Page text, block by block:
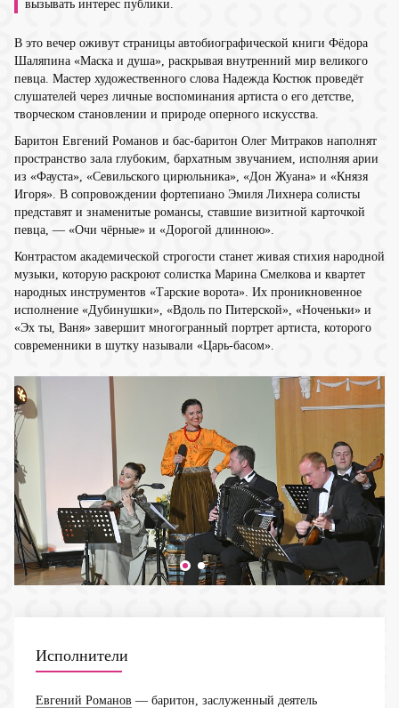
вызывать интерес публики.
В это вечер оживут страницы автобиографической книги Фёдора
Шаляпина «Маска и душа», раскрывая внутренний мир великого
певца. Мастер художественного слова Надежда Костюк проведёт
слушателей через личные воспоминания артиста о его детстве,
творческом становлении и природе оперного искусства.
Баритон Евгений Романов и бас-баритон Олег Митраков наполнят
пространство зала глубоким, бархатным звучанием, исполняя арии
из «Фауста», «Севильского цирюльника», «Дон Жуана» и «Князя
Игоря». В сопровождении фортепиано Эмиля Лихнера солисты
представят и знаменитые романсы, ставшие визитной карточкой
певца, — «Очи чёрные» и «Дорогой длинною».
Контрастом академической строгости станет живая стихия народной
музыки, которую раскроют солистка Марина Смелкова и квартет
народных инструментов «Тарские ворота». Их проникновенное
исполнение «Дубинушки», «Вдоль по Питерской», «Ноченьки» и
«Эх ты, Ваня» завершит многогранный портрет артиста, которого
современники в шутку называли «Царь-басом».
Исполнители
Евгений Романов — баритон, заслуженный деятель